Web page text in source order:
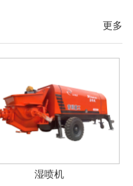
更多
湿喷机